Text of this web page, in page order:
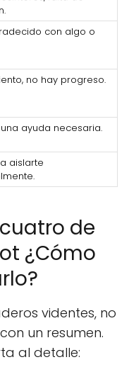
con algo o
no hay progreso.
ayuda necesaria.
aislarte
de
¿Cómo
videntes, no
un resumen.
al detalle: